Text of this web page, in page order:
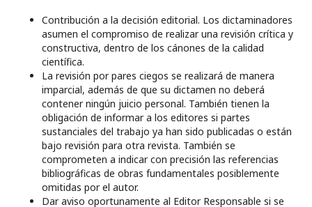
Contribución a la decisión editorial. Los dictaminadores
asumen el compromiso de realizar una revisión crítica y
constructiva, dentro de los cánones de la calidad
científica.
La revisión por pares ciegos se realizará de manera
imparcial, además de que su dictamen no deberá
contener ningún juicio personal. También tienen la
obligación de informar a los editores si partes
sustanciales del trabajo ya han sido publicadas o están
bajo revisión para otra revista. También se
comprometen a indicar con precisión las referencias
bibliográficas de obras fundamentales posiblemente
omitidas por el autor.
Dar aviso oportunamente al Editor Responsable si se